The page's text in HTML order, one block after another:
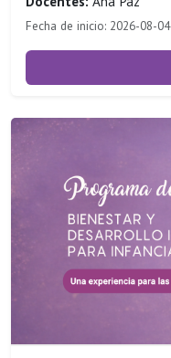
Fecha de inicio: 2026-08-04